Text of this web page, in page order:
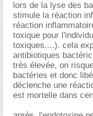
lors de la lyse des
stimule la réaction
réaction
toxique pour
toxiques....). cela
antibiotiques
très élevée, on
bactéries et donc
déclenche une
est mortelle dans